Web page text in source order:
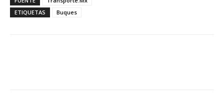
ETIQUETAS
Buques